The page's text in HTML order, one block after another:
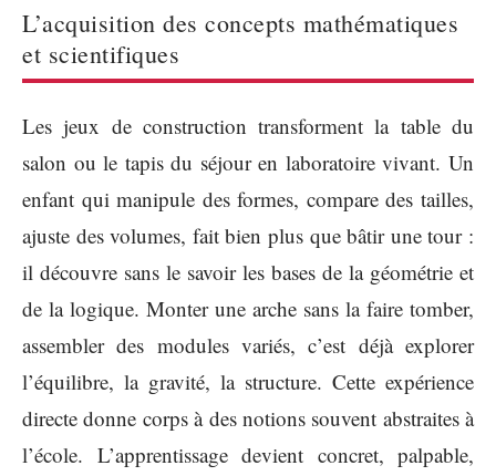
L’acquisition des concepts mathématiques
et scientifiques
Les jeux de construction transforment la table du
salon ou le tapis du séjour en laboratoire vivant. Un
enfant qui manipule des formes, compare des tailles,
ajuste des volumes, fait bien plus que bâtir une tour :
il découvre sans le savoir les bases de la géométrie et
de la logique. Monter une arche sans la faire tomber,
assembler des modules variés, c’est déjà explorer
l’équilibre, la gravité, la structure. Cette expérience
directe donne corps à des notions souvent abstraites à
l’école. L’apprentissage devient concret, palpable,